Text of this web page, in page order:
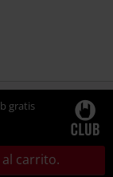
gratis
carrito.